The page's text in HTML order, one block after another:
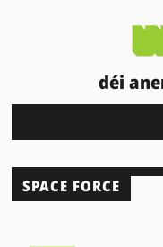
déi
SPACE FORCE